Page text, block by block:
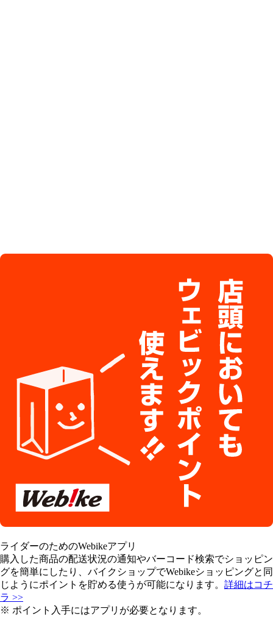
ライダーのためのWebikeアプリ
購入した商品の配送状況の通知やバーコード検索でショッピン
グを簡単にしたり、バイクショップでWebikeショッピングと同
じようにポイントを貯める使うが可能になります。 詳細はコチ
ラ >>
※ ポイント入手にはアプリが必要となります。